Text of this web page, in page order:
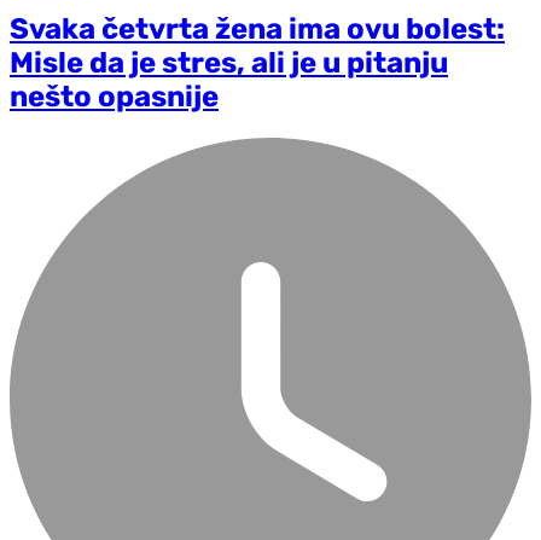
Svaka četvrta žena ima ovu bolest:
Misle da je stres, ali je u pitanju
nešto opasnije